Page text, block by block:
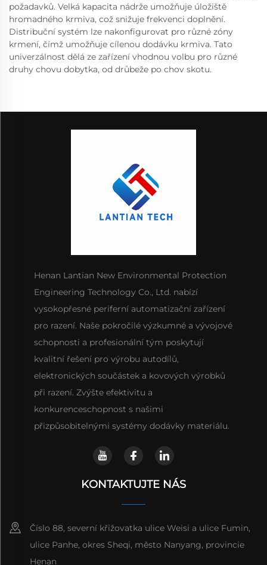
požadavků. Velká kapacita nádrže umožňuje úložiště
hromadného krmiva, což snižuje frekvenci doplnění.
Distribuční systém lze nakonfigurovat pro různé zóny
krmení, čímž umožňuje cílenou dodávku krmiva. Tato
univerzálnost dělá ze zařízení vhodnou volbu pro různé
druhy chovu dobytka, od drůbeže po chov skotu.
Henan Lantian New Environmental Protection
Engineering Technology Co., Ltd. nabízí
vysokopřesné periferní automatizační zařízení
pro razení. Naše pokročilé výzkumné a vývojové
schopnosti a profesionální tým poskytují
kvalitní řešení pro výrobu autodílů,
elektronických součástek a kovových výrobků
při razení. Zvýšte efektivitu a
konkurenceschopnost s našimi
přizpůsobitelnými systémy dodávky materiálu.
KONTAKTUJTE NÁS
Číslo 88, severní křižovatka ulice Weisi a ulice Fumin,
ulice Panhe, okres Sheqi, město Nanyang, provincie
Henan